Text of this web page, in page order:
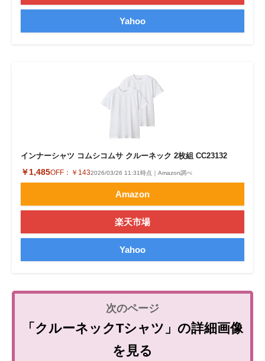
Yahoo
インナーシャツ コムシコムサ クルーネック 2枚組 CC23132
￥1,485OFF： ￥1432026/03/26 11:31時点｜Amazon調べ
Amazon
楽天市場
Yahoo
「クルーネックTシャツ」の詳細画像
を見る